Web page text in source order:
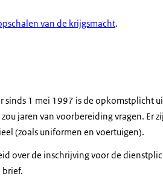
van de krijgsmacht.
1 mei 1997 is de opkomstplicht
jaren van voorbereiding vragen. Er
(zoals uniformen en voertuigen).
over de inschrijving voor de
brief.